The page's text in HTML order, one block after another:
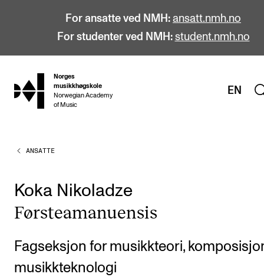
For ansatte ved NMH: ansatt.nmh.no
For studenter ved NMH: student.nmh.no
hjem
Norges
musikkhøgskole
Norwegian Academy
of Music
EN
STUDIER
Bachelor
Master
Doktorgrad
Årsstudium og videreutdanning
ANSATTE
Koka Nikoladze
Første­ama­nu­en­sis
Fagseksjon for musikkteori,
musikkteknologi